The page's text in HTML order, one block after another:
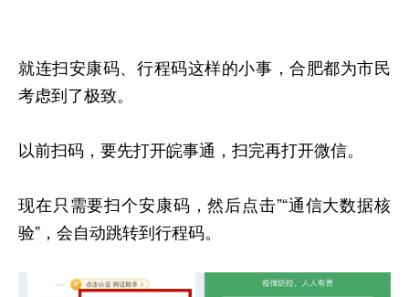
就连扫安康码、行程码这样的小事，合肥都为市民
考虑到了极致。
以前扫码，要先打开皖事通，扫完再打开微信。
现在只需要扫个安康码，然后点击”“通信大数据核
验”，会自动跳转到行程码。